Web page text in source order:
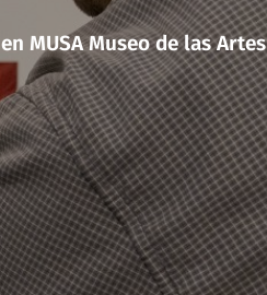
Taller Murales en movimiento en colaboración con el Taller del Chucho en MUSA Museo de las Artes